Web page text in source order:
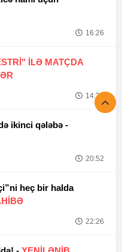
16:26
İLƏ MATÇDA
14:37
Tofiq Musayevdən UFC-də ikinci qələbə -
20:52
heç bir halda
22:26